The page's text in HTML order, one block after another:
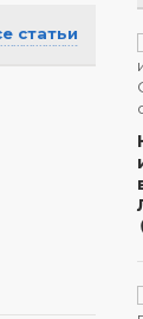
статьи